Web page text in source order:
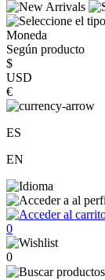
Moneda
Según producto
$
USD
€
ES
EN
0
0